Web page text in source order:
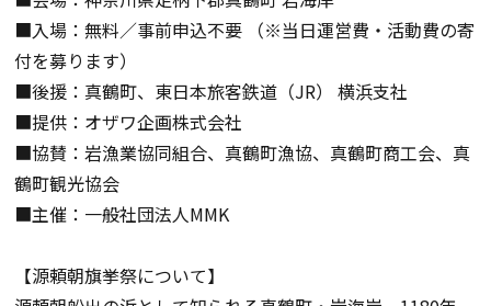
■入場：無料／事前申込不要 （※当日運営費・活動費の寄
付を募ります）
■後援：真鶴町、東日本旅客鉄道（JR） 横浜支社
■提供：オザワ企画株式会社
■協賛：岩漁業協同組合、真鶴町漁協、真鶴町商工会、真
鶴町観光協会
■主催：一般社団法人MMK
【源頼朝旗挙祭について】